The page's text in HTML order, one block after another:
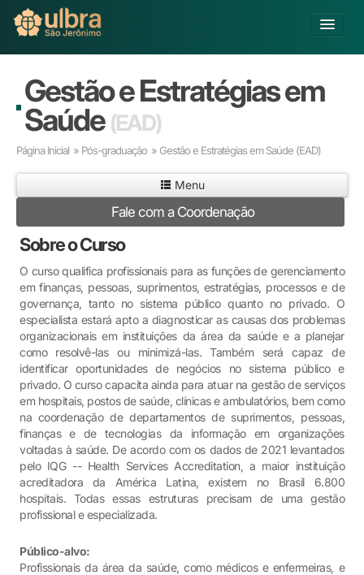
Buscar
Já sou Aluno
Educação Básica
Pós-graduação
Educação a Distância
Pesquisa
Extensão
Infraestrutura e Serviços
Inovação
Sobre a ULBRA
Gestão e Estratégias em
Saúde (EAD)
Página Inicial » Pós-graduação » Gestão e Estratégias em Saúde (EAD)
Menu
Fale com a Coordenação
Sobre o Curso
O curso qualifica profissionais para as funções de gerenciamento
em finanças, pessoas, suprimentos, estratégias, processos e de
governança, tanto no sistema público quanto no privado. O
especialista estará apto a diagnosticar as causas dos problemas
organizacionais em instituições da área da saúde e a planejar
como resolvê-las ou minimizá-las. Também será capaz de
identificar oportunidades de negócios no sistema público e
privado. O curso capacita ainda para atuar na gestão de serviços
em hospitais, postos de saúde, clínicas e ambulatórios, bem como
na coordenação de departamentos de suprimentos, pessoas,
finanças e de tecnologias da informação em organizações
voltadas à saúde. De acordo com os dados de 2021 levantados
pelo IQG -- Health Services Accreditation, a maior instituição
acreditadora da América Latina, existem no Brasil 6.800
hospitais. Todas essas estruturas precisam de uma gestão
profissional e especializada.
Público-alvo:
Profissionais da área da saúde, como médicos e enfermeiras, e